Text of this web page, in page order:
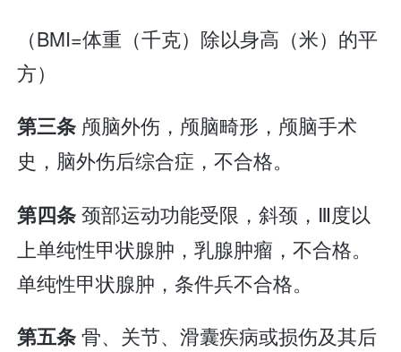
（BMI=体重（千克）除以身高（米）的平
方）
第三条 颅脑外伤，颅脑畸形，颅脑手术
史，脑外伤后综合症，不合格。
第四条颈部运动功能受限，斜颈，Ⅲ度以
上单纯性甲状腺肿，乳腺肿瘤，不合格。
单纯性甲状腺肿，条件兵不合格。
第五条骨、关节、滑囊疾病或损伤及其后